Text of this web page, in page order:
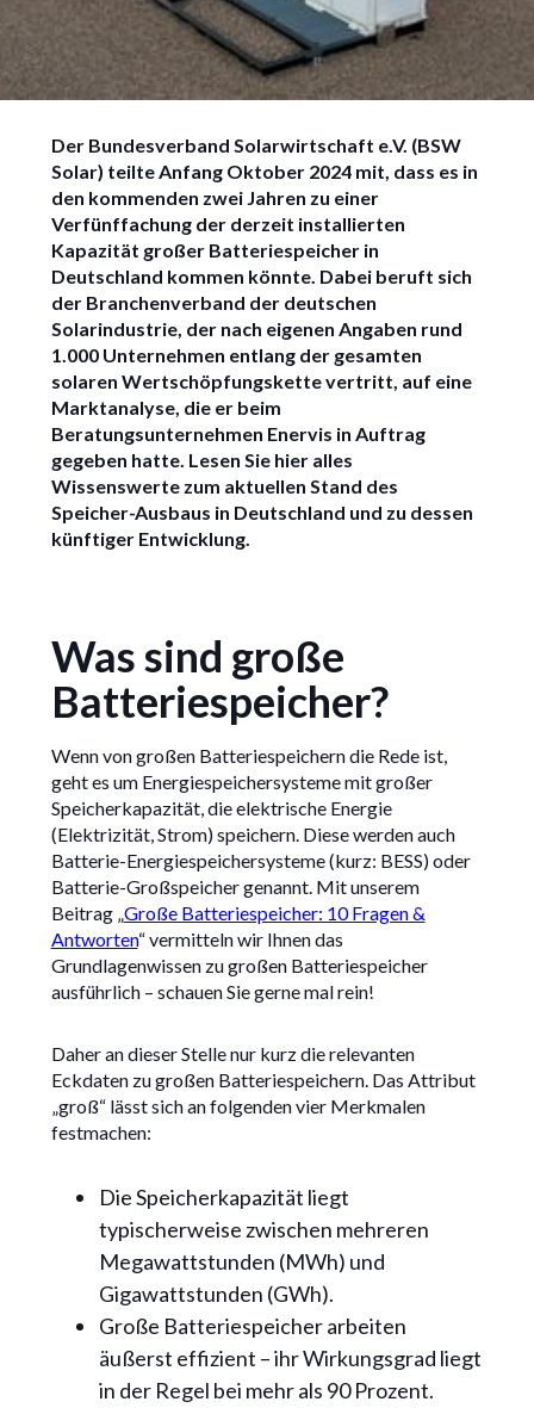
Das Fünffache an
derzeitiger
Speicherkapazität ist
geplant
13/3/2025
Der Bundesverband Solarwirtschaft e.V. (BSW
Solar) teilte Anfang Oktober 2024 mit, dass es in
den kommenden zwei Jahren zu einer
Verfünffachung der derzeit installierten
Kapazität großer Batteriespeicher in
Deutschland kommen könnte. Dabei beruft sich
der Branchenverband der deutschen
Solarindustrie, der nach eigenen Angaben rund
1.000 Unternehmen entlang der gesamten
solaren Wertschöpfungskette vertritt, auf eine
Marktanalyse, die er beim
Beratungsunternehmen Enervis in Auftrag
gegeben hatte. Lesen Sie hier alles
Wissenswerte zum aktuellen Stand des
Speicher-Ausbaus in Deutschland und zu dessen
künftiger Entwicklung.
Was sind große
Batteriespeicher?
Wenn von großen Batteriespeichern die Rede ist,
geht es um Energiespeichersysteme mit großer
Speicherkapazität, die elektrische Energie
(Elektrizität, Strom) speichern. Diese werden auch
Batterie-Energiespeichersysteme (kurz: BESS) oder
Batterie-Großspeicher genannt. Mit unserem
Beitrag „Große Batteriespeicher: 10 Fragen &
Antworten“ vermitteln wir Ihnen das
Grundlagenwissen zu großen Batteriespeicher
ausführlich – schauen Sie gerne mal rein!
Daher an dieser Stelle nur kurz die relevanten
Eckdaten zu großen Batteriespeichern. Das Attribut
„groß“ lässt sich an folgenden vier Merkmalen
festmachen:
Die Speicherkapazität liegt
typischerweise zwischen mehreren
Megawattstunden (MWh) und
Gigawattstunden (GWh).
Große Batteriespeicher arbeiten
äußerst effizient – ihr Wirkungsgrad liegt
in der Regel bei mehr als 90 Prozent.